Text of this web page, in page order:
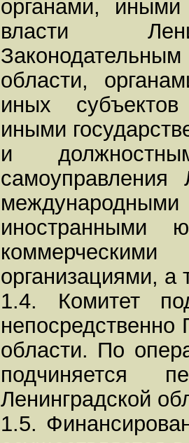
органами, иными
власти
области,
иных
иными
и
самоуправления
иностранными
организациями, а
1.4. Комитет
непосредственно
области. По
подчиняется
Ленинградской
1.5.